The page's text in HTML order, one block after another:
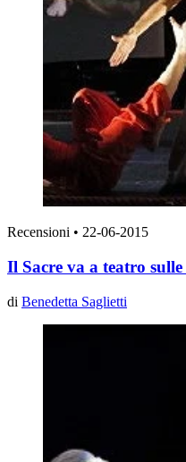
Recensioni • 22-06-2015
Il Sacre va a teatro
di Benedetta Saglietti